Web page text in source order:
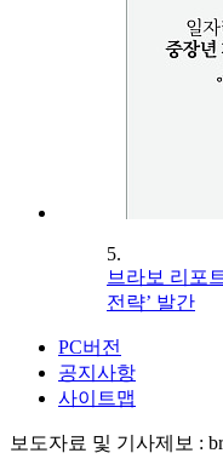
5.
브라보 리포
전략’ 발간
PC버전
공지사항
사이트맵
보도자료 및 기사제보 :